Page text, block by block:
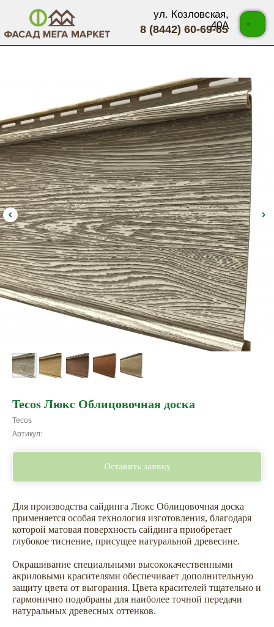
8 (8442) 60-69-65
ул. Козловская,
40А
Tecos Люкс Облицовочная доска
Tecos
Артикул:
Оставить заявку
Для производства сайдинга Люкс Облицовочная доска
применяется особая технология изготовления, благодаря
которой матовая поверхность сайдинга приобретает
глубокое тиснение, присущее натуральной древесине.
Окрашивание специальными высококачественными
акриловыми красителями обеспечивает дополнительную
защиту цвета от выгорания. Цвета красителей тщательно и
гармонично подобраны для наиболее точной передачи
натуральных древесных оттенков.